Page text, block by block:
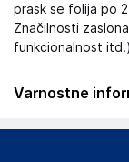
prask se folija po
Značilnosti
funkcionalnost
Varnostne
Podatki o